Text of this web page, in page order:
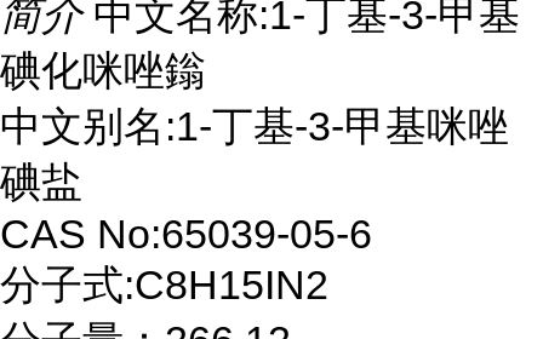
简介 中文名称:1-丁基-3-甲基
碘化咪唑鎓
中文别名:1-丁基-3-甲基咪唑
碘盐
CAS No:65039-05-6
分子式:C8H15IN2